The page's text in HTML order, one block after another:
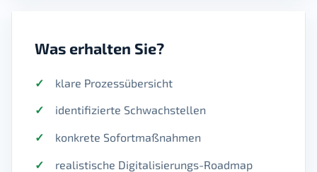
Was erhalten Sie?
klare Prozessübersicht
identifizierte Schwachstellen
konkrete Sofortmaßnahmen
realistische Digitalisierungs-Roadmap